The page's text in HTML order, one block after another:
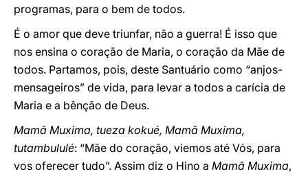
programas, para o bem de todos.
É o amor que deve triunfar, não a guerra! É isso que
nos ensina o coração de Maria, o coração da Mãe de
todos. Partamos, pois, deste Santuário como “anjos-
mensageiros” de vida, para levar a todos a carícia de
Maria e a bênção de Deus.
Mamã Muxima, tueza kokué, Mamã Muxima,
tutambululé: “Mãe do coração, viemos até Vós, para
vos oferecer tudo”. Assim diz o Hino a Mamã Muxima,